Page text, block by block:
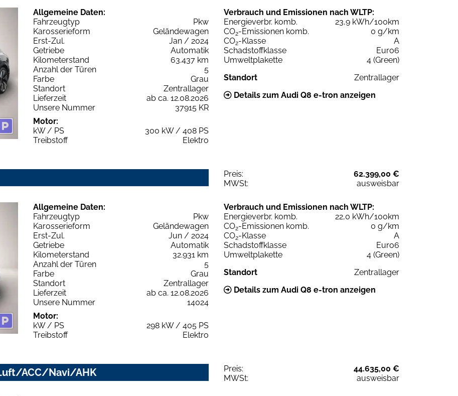
Allgemeine Daten:
Fahrzeugtyp
Pkw
Karosserieform
Geländewagen
Erst-Zul.
Jan / 2024
Getriebe
Automatik
Kilometerstand
63.437 km
Anzahl der Türen
5
Farbe
Grau
Standort
Zentrallager
Lieferzeit
ab ca. 12.08.2026
Unsere Nummer
37915 KR
Motor:
kW / PS
300 kW / 408 PS
Treibstoff
Elektro
Verbrauch und Emissionen nach WLTP:
Energieverbr. komb.
23,9 kWh/100km
CO2-Emissionen komb.
0 g/km
CO2-Klasse
A
Schadstoffklasse
Euro6
Umweltplakette
4 (Green)
Standort
Zentrallager
Details zum Audi Q8 e-tron anzeigen
Preis:
62.399,00 €
MWSt:
ausweisbar
Allgemeine Daten:
Fahrzeugtyp
Pkw
Karosserieform
Geländewagen
Erst-Zul.
Jun / 2024
Getriebe
Automatik
Kilometerstand
32.931 km
Anzahl der Türen
5
Farbe
Grau
Standort
Zentrallager
Lieferzeit
ab ca. 12.08.2026
Unsere Nummer
14024
Motor:
kW / PS
298 kW / 405 PS
Treibstoff
Elektro
Verbrauch und Emissionen nach WLTP:
Energieverbr. komb.
22,0 kWh/100km
CO2-Emissionen komb.
0 g/km
CO2-Klasse
A
Schadstoffklasse
Euro6
Umweltplakette
4 (Green)
Standort
Zentrallager
Details zum Audi Q8 e-tron anzeigen
ACC/Navi/AHK Preis:
44.635,00 €
MWSt:
ausweisbar